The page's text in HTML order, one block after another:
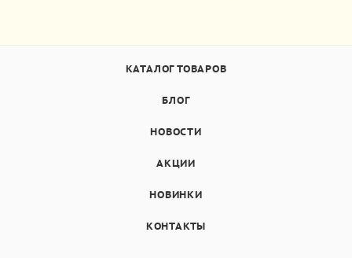
КАТАЛОГ ТОВАРОВ
БЛОГ
НОВОСТИ
АКЦИИ
НОВИНКИ
КОНТАКТЫ